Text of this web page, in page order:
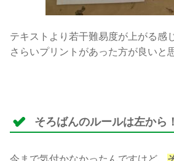
テキストより若干難易度が上がる感
さらいプリントがあった方が良いと
そろばんのルールは左から！